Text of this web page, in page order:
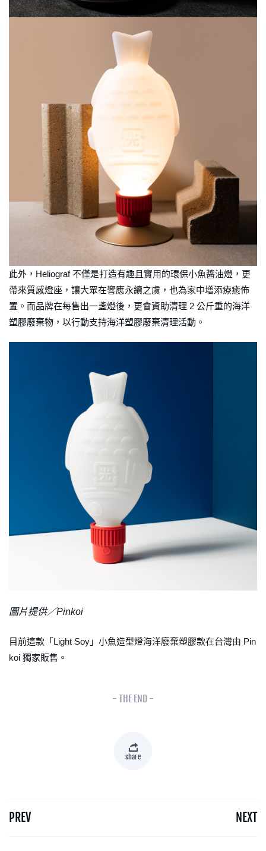
此外，Heliograf 不僅是打造有趣且實用的環保小魚醬油燈，更
帶來質感燈座，讓大眾在響應永續之虞，也為家中增添療癒佈
置。而品牌在每售出一盞燈後，更會資助清理 2 公斤重的海洋
塑膠廢棄物，以行動支持海洋塑膠廢棄清理活動。
圖片提供／Pinkoi
目前這款「Light Soy」小魚造型燈海洋廢棄塑膠款在台灣由 Pin
koi 獨家販售。
- THE END -
share
PREV NEXT